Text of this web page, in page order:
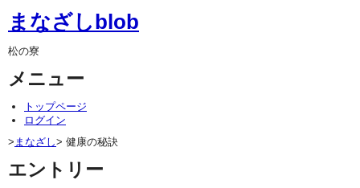
まなざしblob
松の寮
メニュー
トップページ
ログイン
> まなざし> 健康の秘訣
エントリー